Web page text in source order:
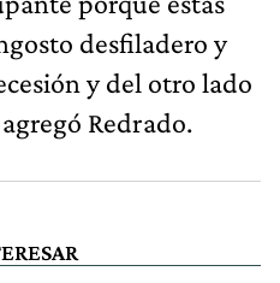
desfiladero y
y del otro lado
Redrado.